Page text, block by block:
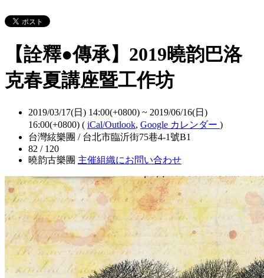
【詮釋●傳承】2019曉韵巴洛
克春夏講座暨工作坊
2019/03/17(日) 14:00(+0800) ~ 2019/06/16(日)
16:00(+0800) ( iCal/Outlook, Google カレンダー )
台灣絃樂團 / 台北市臨沂街75巷4-1號B1
82 / 120
曉韵古樂團 主催組織にお問い合わせ